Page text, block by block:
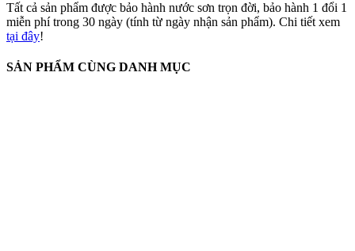
Tất cả sản phẩm được bảo hành nước sơn trọn đời, bảo hành 1 đổi 1
miễn phí trong 30 ngày (tính từ ngày nhận sản phẩm). Chi tiết xem
tại đây!
SẢN PHẨM CÙNG DANH MỤC